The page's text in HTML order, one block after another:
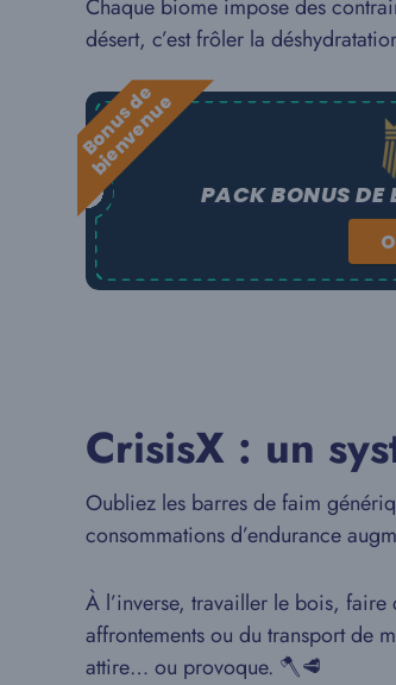
Chaque biome impose des
désert, c’est frôler la
B
o
n
u
s
d
e
b
i
e
n
v
e
n
u
e
PACK BONUS DE
CrisisX : un
Oubliez les barres de faim
consommations d’endurance
À l’inverse, travailler le bois,
affrontements ou du transport de
attire… ou provoque. 🪓🥩